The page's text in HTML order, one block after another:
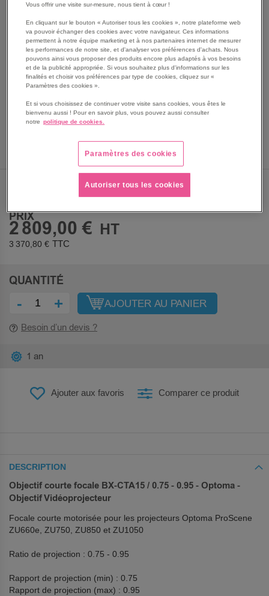
BEGINNING
IMAGES
Les avantages
Objectif dédié au vidéoprojecteur Optoma : ZU650 /
WU630 / ZU0850.
Modèle grand angle BX-CTA15.
Focale fixe 0,75 0,95 : 1
PRIX
2 809,00 €
3 370,80 €
QUANTITÉ
- + AJOUTER AU PANIER
Besoin d’un devis ?
Ajouter aux favoris Comparer ce produit
1 an
DESCRIPTION
Objectif courte focale BX-CTA15 / 0.75 - 0.95 - Optoma -
Objectif Vidéoprojecteur
Focale courte motorisée pour les projecteurs Optoma ProScene
ZU660e, ZU750, ZU850 et ZU1050
Ratio de projection : 0.75 - 0.95
Rapport de projection (min) : 0.75
Rapport de projection (max) : 0.95
Vous offrir une visite sur-mesure, nous tient à cœur !
En cliquant sur le bouton « Autoriser tous les cookies », notre plateforme web
va pouvoir échanger des cookies avec votre navigateur. Ces informations
permettent à notre équipe marketing et à nos partenaires internet de mesurer
les performances de notre site, et d'analyser vos préférences d'achats. Nous
pouvons ainsi vous proposer des produits encore plus adaptés à vos besoins
et de la publicité appropriée. Si vous souhaitez plus d'informations sur les
finalités et choisir vos préférences par type de cookies, cliquez sur «
Paramètres des cookies ».
Et si vous choisissez de continuer votre visite sans cookies, vous êtes le
bienvenu aussi ! Pour en savoir plus, vous pouvez aussi consulter
notre politique de cookies.
Paramètres des cookies
Autoriser tous les cookies